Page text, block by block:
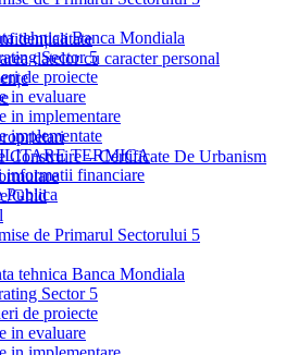
tehnica Banca Mondiala
Sector 5
de proiecte
in evaluare
in implementare
implementate
TERMICA
informatii financiare
Publica
datelor cu caracter personal
Construire – Certificate De Urbanism
Ghid
de Primarul Sectorului 5
tehnica Banca Mondiala
Sector 5
de proiecte
in evaluare